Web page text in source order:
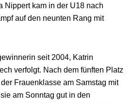
Nippertkam in der U18 nach
auf den neunten Rang mit
seit 2004, Katrin
verfolgt. Nach dem fünften Platz
Frauenklasse am Samstag mit
am Sonntag gut in den